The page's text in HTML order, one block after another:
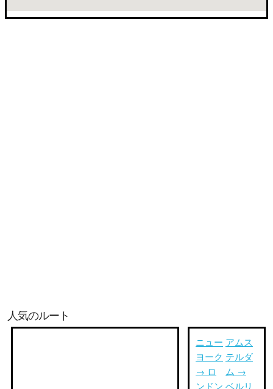
人気のルート
ニュー
ヨーク
→ ロ
ンドン
アムス
テルダ
ム →
ベルリ